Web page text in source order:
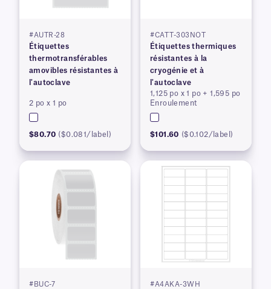
#AUTR-28
Étiquettes
thermotransférables
amovibles résistantes à
l'autoclave
2 po x 1 po
$80.70 ($0.081/label)
#CATT-303NOT
Étiquettes thermiques
résistantes à la
cryogénie et à
l'autoclave
1,125 po x 1 po + 1,595 po
Enroulement
$101.60 ($0.102/label)
#BUC-7 #A4AKA-3WH